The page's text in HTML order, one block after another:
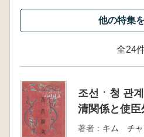
全24
조선ㆍ청 관
清関係と使臣
著者： キム チャ